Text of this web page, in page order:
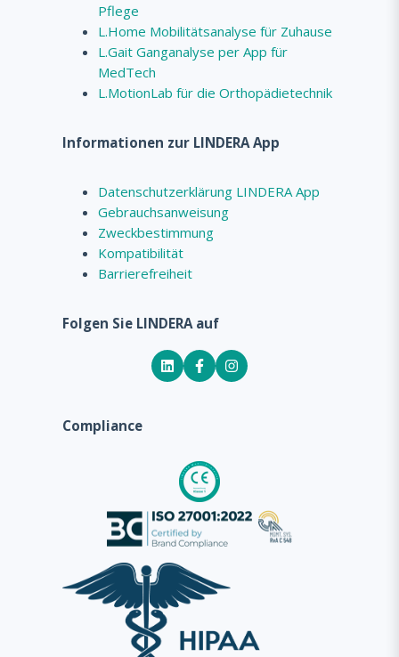
Pflege
L.Home Mobilitätsanalyse für Zuhause
L.Gait Ganganalyse per App für
MedTech
L.MotionLab für die Orthopädietechnik
Informationen zur LINDERA App
Datenschutzerklärung LINDERA App
Gebrauchsanweisung
Zweckbestimmung
Kompatibilität
Barrierefreiheit
Folgen Sie LINDERA auf
Compliance